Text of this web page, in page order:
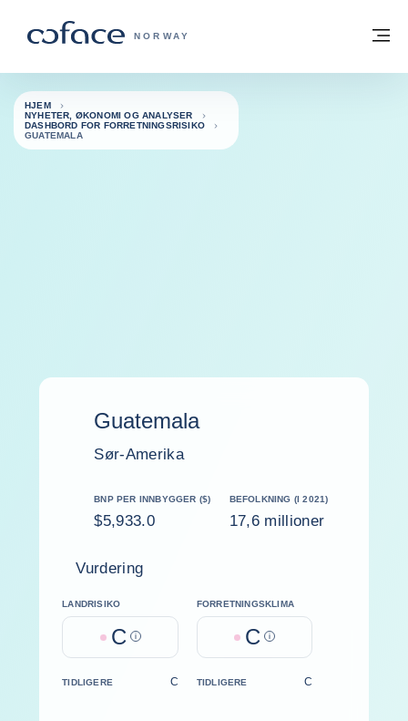
COFACE FOR TRADE - HJEMMESIDE
NORWAY
Tilbake til hjemmesiden
HJEM
NYHETER, ØKONOMI OG ANALYSER
DASHBORD FOR FORRETNINGSRISIKO
GUATEMALA
Guatemala
Sør-Amerika
BNP PER INNBYGGER ($)
$5,933.0
BEFOLKNING (I 2021)
17,6 millioner
Vurdering
LANDRISIKO
C Help
FORRETNINGSKLIMA
C Help
TIDLIGERE C TIDLIGERE C